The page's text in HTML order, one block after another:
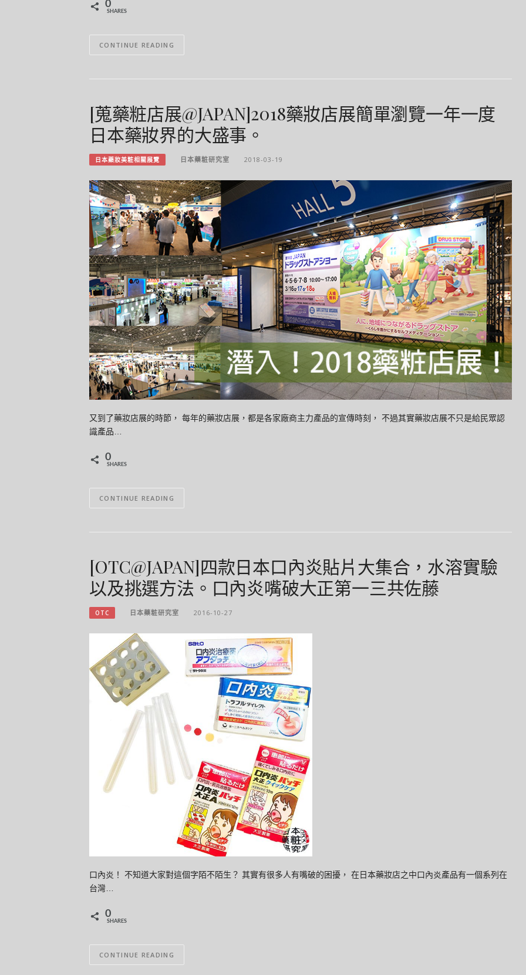
0
SHARES
CONTINUE READING
[蒐藥粧店展@JAPAN]2018藥妝店展簡單瀏覽一年一度
日本藥妝界的大盛事。
日本藥妝美粧相關展覽 日本藥粧研究室 2018-03-19
又到了藥妝店展的時節， 每年的藥妝店展，都是各家廠商主力產品的宣傳時刻， 不過其實藥妝店展不只是給民眾認
識產品…
0
SHARES
CONTINUE READING
[OTC@JAPAN]四款日本口內炎貼片大集合，水溶實驗
以及挑選方法。口內炎嘴破大正第一三共佐藤
OTC 日本藥粧研究室 2016-10-27
口內炎！ 不知道大家對這個字陌不陌生？ 其實有很多人有嘴破的困擾， 在日本藥妝店之中口內炎產品有一個系列在
台灣…
0
SHARES
CONTINUE READING